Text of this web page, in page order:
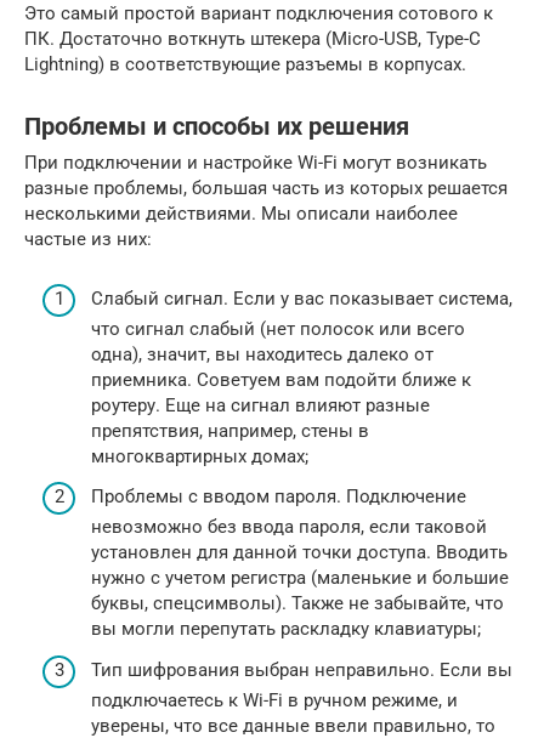
Это самый простой вариант подключения сотового к
ПК. Достаточно воткнуть штекера (Micro-USB, Type-C
Lightning) в соответствующие разъемы в корпусах.
Проблемы и способы их решения
При подключении и настройке Wi-Fi могут возникать
разные проблемы, большая часть из которых решается
несколькими действиями. Мы описали наиболее
частые из них:
Слабый сигнал. Если у вас показывает система,
что сигнал слабый (нет полосок или всего
одна), значит, вы находитесь далеко от
приемника. Советуем вам подойти ближе к
роутеру. Еще на сигнал влияют разные
препятствия, например, стены в
многоквартирных домах;
Проблемы с вводом пароля. Подключение
невозможно без ввода пароля, если таковой
установлен для данной точки доступа. Вводить
нужно с учетом регистра (маленькие и большие
буквы, спецсимволы). Также не забывайте, что
вы могли перепутать раскладку клавиатуры;
Тип шифрования выбран неправильно. Если вы
подключаетесь к Wi-Fi в ручном режиме, и
уверены, что все данные ввели правильно, то